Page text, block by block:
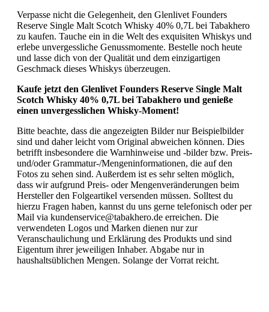
Verpasse nicht die Gelegenheit, den Glenlivet Founders
Reserve Single Malt Scotch Whisky 40% 0,7L bei Tabakhero
zu kaufen. Tauche ein in die Welt des exquisiten Whiskys und
erlebe unvergessliche Genussmomente. Bestelle noch heute
und lasse dich von der Qualität und dem einzigartigen
Geschmack dieses Whiskys überzeugen.
Kaufe jetzt den Glenlivet Founders Reserve Single Malt
Scotch Whisky 40% 0,7L bei Tabakhero und genieße
einen unvergesslichen Whisky-Moment!
Bitte beachte, dass die angezeigten Bilder nur Beispielbilder
sind und daher leicht vom Original abweichen können. Dies
betrifft insbesondere die Warnhinweise und -bilder bzw. Preis-
und/oder Grammatur-/Mengeninformationen, die auf den
Fotos zu sehen sind. Außerdem ist es sehr selten möglich,
dass wir aufgrund Preis- oder Mengenveränderungen beim
Hersteller den Folgeartikel versenden müssen. Solltest du
hierzu Fragen haben, kannst du uns gerne telefonisch oder per
Mail via kundenservice@tabakhero.de erreichen. Die
verwendeten Logos und Marken dienen nur zur
Veranschaulichung und Erklärung des Produkts und sind
Eigentum ihrer jeweiligen Inhaber. Abgabe nur in
haushaltsüblichen Mengen. Solange der Vorrat reicht.